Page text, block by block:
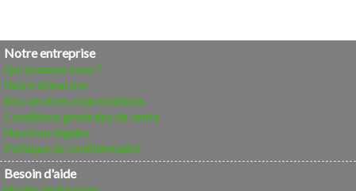
Notre entreprise
Qui sommes nous ?
Notre démarche
Nos services et prestations
Conditions générales de vente
Mentions légales
Politique de confidentialité
Besoin d'aide